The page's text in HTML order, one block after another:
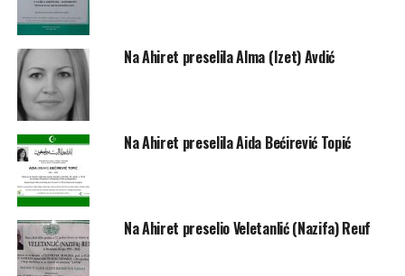
Na Ahiret preselila Alma (Izet) Avdić
Na Ahiret preselila Aida Bećirević Topić
Na Ahiret preselio Veletanlić (Nazifa) Reuf